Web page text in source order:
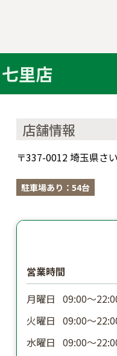
七里店
店舗情報
〒337-0012 埼玉県さ
駐車場あり：54台
営業時間
月曜日 09:00〜
火曜日 09:00〜
水曜日 09:00〜